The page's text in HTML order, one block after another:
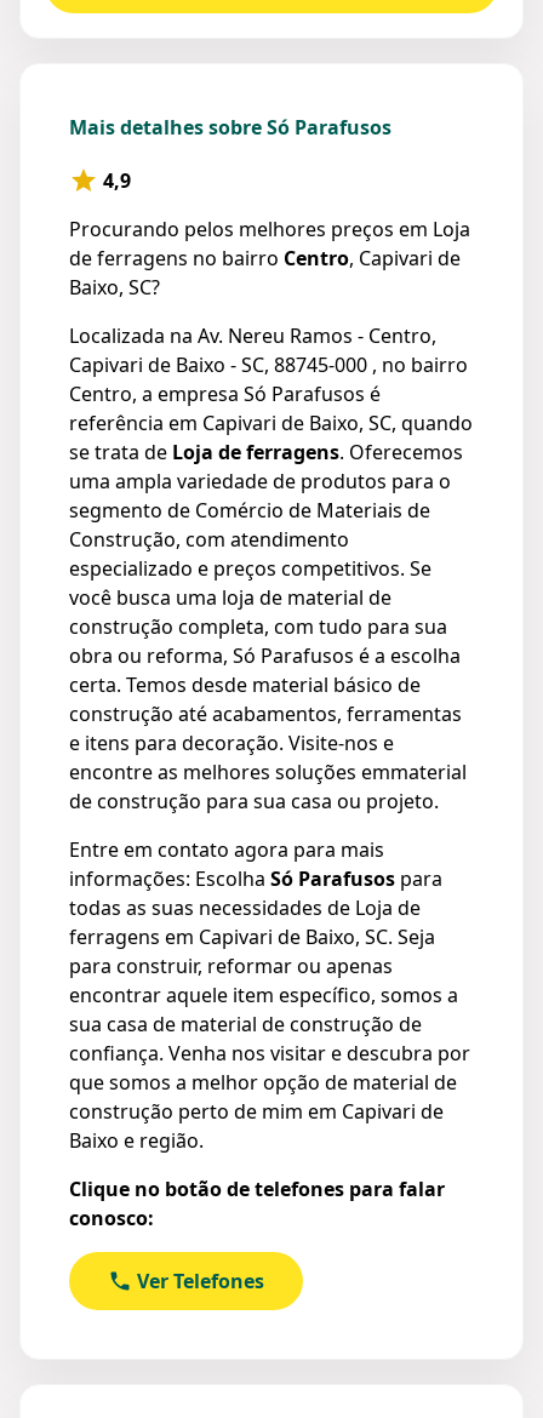
Mais detalhes sobre Só Parafusos
4,9
Procurando pelos melhores preços em Loja
de ferragens no bairro Centro, Capivari de
Baixo, SC?
Localizada na Av. Nereu Ramos - Centro,
Capivari de Baixo - SC, 88745-000 , no bairro
Centro, a empresa Só Parafusos é
referência em Capivari de Baixo, SC, quando
se trata de Loja de ferragens. Oferecemos
uma ampla variedade de produtos para o
segmento de Comércio de Materiais de
Construção, com atendimento
especializado e preços competitivos. Se
você busca uma loja de material de
construção completa, com tudo para sua
obra ou reforma, Só Parafusos é a escolha
certa. Temos desde material básico de
construção até acabamentos, ferramentas
e itens para decoração. Visite-nos e
encontre as melhores soluções emmaterial
de construção para sua casa ou projeto.
Entre em contato agora para mais
informações: Escolha Só Parafusos para
todas as suas necessidades de Loja de
ferragens em Capivari de Baixo, SC. Seja
para construir, reformar ou apenas
encontrar aquele item específico, somos a
sua casa de material de construção de
confiança. Venha nos visitar e descubra por
que somos a melhor opção de material de
construção perto de mim em Capivari de
Baixo e região.
Clique no botão de telefones para falar
conosco:
Ver Telefones